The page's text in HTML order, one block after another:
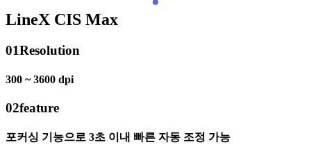
LineX CIS Max
01Resolution
300 ~ 3600 dpi
02feature
포커싱 기능으로 3초 이내 빠른 자동 조정 가능